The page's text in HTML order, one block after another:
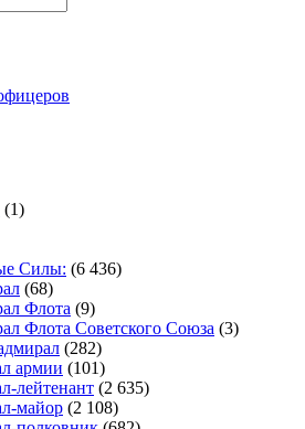
(1)
Силы: (6 436)
(68)
Флота (9)
Флота Советского Союза (3)
(282)
армии (101)
лейтенант (2 635)
майор (2 108)